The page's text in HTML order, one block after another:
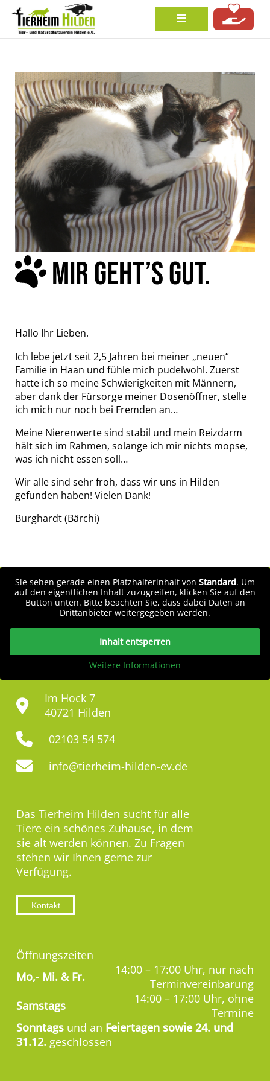
MIR GEHT’S GUT.
Hallo Ihr Lieben.
Ich lebe jetzt seit 2,5 Jahren bei meiner „neuen“
Familie in Haan und fühle mich pudelwohl. Zuerst
hatte ich so meine Schwierigkeiten mit Männern,
aber dank der Fürsorge meiner Dosenöffner, stelle
ich mich nur noch bei Fremden an…
Meine Nierenwerte sind stabil und mein Reizdarm
hält sich im Rahmen, solange ich mir nichts mopse,
was ich nicht essen soll…
Wir alle sind sehr froh, dass wir uns in Hilden
gefunden haben! Vielen Dank!
Burghardt (Bärchi)
Sie sehen gerade einen Platzhalterinhalt von Standard. Um
auf den eigentlichen Inhalt zuzugreifen, klicken Sie auf den
Button unten. Bitte beachten Sie, dass dabei Daten an
Drittanbieter weitergegeben werden.
Inhalt entsperren
Weitere Informationen
Im Hock 7
40721 Hilden
02103 54 574
info@tierheim-hilden-ev.de
Das Tierheim Hilden sucht für alle
Tiere ein schönes Zuhause, in dem
sie alt werden können. Zu Fragen
stehen wir Ihnen gerne zur
Verfügung.
Kontakt
Öffnungszeiten
Mo,- Mi. & Fr.
14:00 – 17:00 Uhr, nur nach
Terminvereinbarung
Samstags
14:00 – 17:00 Uhr, ohne
Termine
Sonntags und an Feiertagen sowie 24. und
31.12. geschlossen